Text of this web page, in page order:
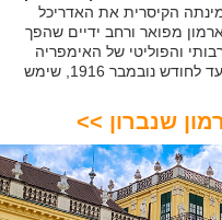
הקיסרית את האדריכל
מפואר ורחב ידיים שהפך
והפוליטי של האימפריה
האוסטרו-הונגרית. במהלך המאה ה – 19 ועד לחודש נובמבר 1916, שימש
שנברון >>